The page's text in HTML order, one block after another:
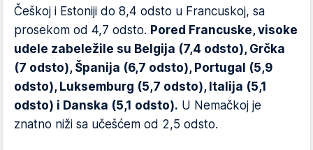
Češkoj i Estoniji do 8,4 odsto u Francuskoj, sa
prosekom od 4,7 odsto. Pored Francuske, visoke
udele zabeležile su Belgija (7,4 odsto), Grčka
(7 odsto), Španija (6,7 odsto), Portugal (5,9
odsto), Luksemburg (5,7 odsto), Italija (5,1
odsto) i Danska (5,1 odsto). U Nemačkoj je
znatno niži sa učešćem od 2,5 odsto.